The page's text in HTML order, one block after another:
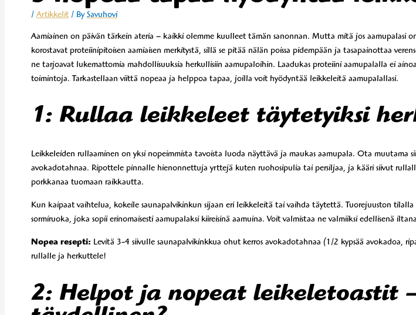
/Artikkelit / By Savuhovi
Aamiainen on päivän tärkein ateria – kaikki olemme kuulleet tämän sanonnan. Mutta mitä jos aamupalasi
korostavat proteiinipitoisen aamiaisen merkitystä, sillä se pitää nälän poissa pidempään ja tasapainottaa
ne tarjoavat lukemattomia mahdollisuuksia herkullisiin aamupaloihin. Laadukas proteiini aamupalalla ei
toimintoja. Tarkastellaan viittä nopeaa ja helppoa tapaa, joilla voit hyödyntää leikkeleitä aamupalallasi.
1: Rullaa leikkeleet täytetyiksi
Leikkeleiden rullaaminen on yksi nopeimmista tavoista luoda näyttävä ja maukas aamupala. Ota muutama
avokadotahnaa. Ripottele pinnalle hienonnettuja yrttejä kuten ruohosipulia tai persiljaa, ja kääri siivut
porkkanaa tuomaan raikkautta.
Kun kaipaat vaihtelua, kokeile saunapalvikinkun sijaan eri leikkeleitä tai vaihda täytettä. Tuorejuuston
sormiruoka, joka sopii erinomaisesti aamupalaksi kiireisinä aamuina. Voit valmistaa ne valmiiksi edellisenä
Nopea resepti: Levitä 3-4 siivulle saunapalvikinkkua ohut kerros avokadotahnaa (1/2 kypsää avokadoa,
rullalle ja herkuttele!
2: Helpot ja nopeat leikeletoastit